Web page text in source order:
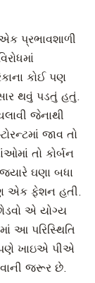
પ્રભાવશાળી
કોઈ પણ
થવું પડતું હતું.
જેનાથી
જાવ તો
તો કોર્બન
ઘણા બધા
એક ફેશન હતી.
એ યોગ્ય
આ પરિસ્થિતિ
ખાઇએ પીએ
જરૂર છે.